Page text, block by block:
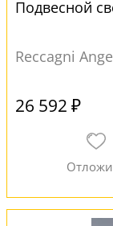
Подвесной
Reccagni
26 592 ₽